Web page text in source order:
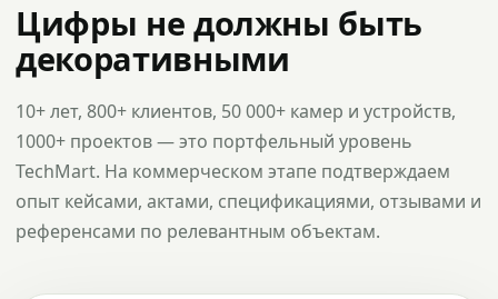
Цифры не должны быть
декоративными
10+ лет, 800+ клиентов, 50 000+ камер и устройств,
1000+ проектов — это портфельный уровень
TechMart. На коммерческом этапе подтверждаем
опыт кейсами, актами, спецификациями, отзывами и
референсами по релевантным объектам.